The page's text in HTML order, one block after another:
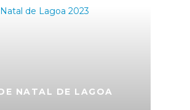
NATAL DE LAGOA